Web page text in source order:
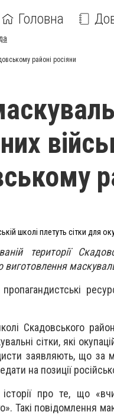
Головна
районі росіяни
школі плетуть сітки для
території
Скадовського
сітки, які
заявляють, що за
на позиції
про те, що
Такі повідомлення